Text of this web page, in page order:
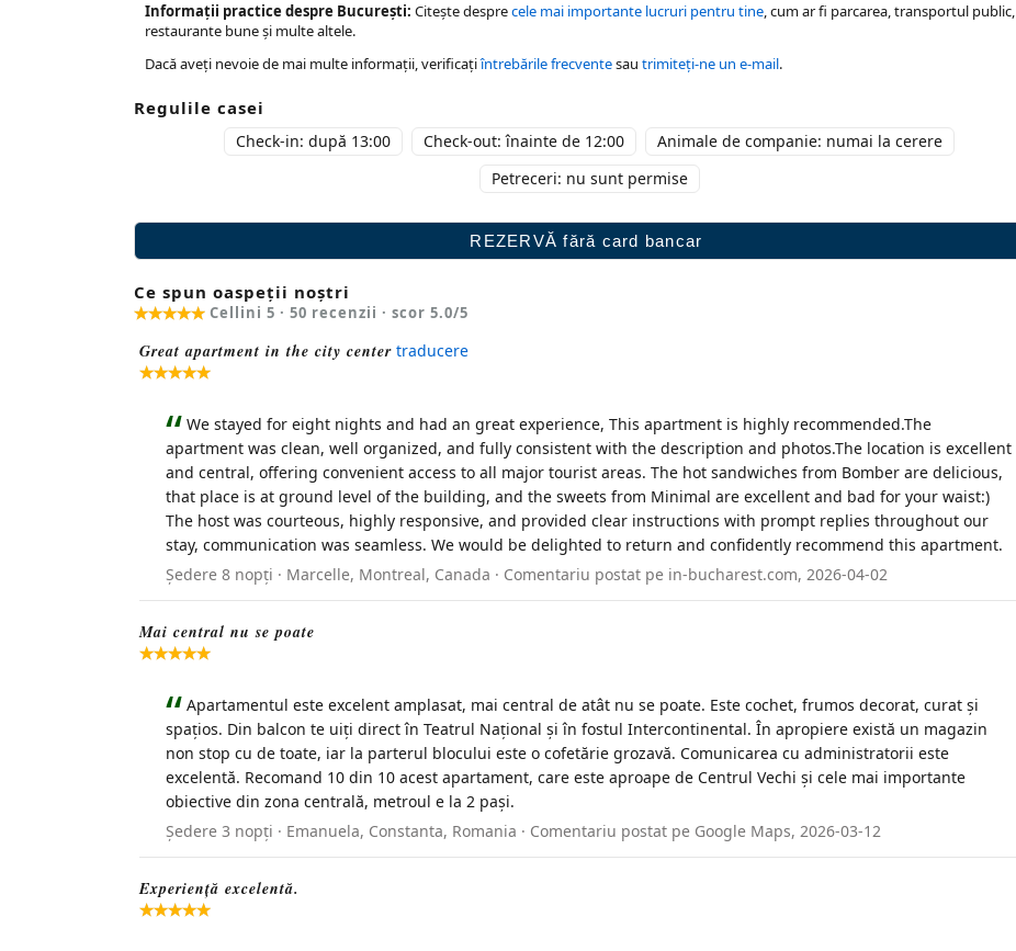
Informații practice despre București: Citește desprecele mai importante lucruri pentru tine, cum ar fi parcarea, transportul public,
restaurante bune și multe altele.
Dacă aveți nevoie de mai multe informații, verificațiîntrebările frecventesau trimiteți-ne un e-mail.
Regulile casei
Check-in: după 13:00 Check-out: înainte de 12:00
Animale de companie: numai la cerere
Petreceri: nu sunt permise
Ce spun oaspeții noștri
Cellini 5 · 50 recenzii · scor 5.0/5
Great apartment in the city center traducere
We stayed for eight nights and had an great experience, This apartment is highly recommended.The
apartment was clean, well organized, and fully consistent with the description and photos.The location is excellent
and central, offering convenient access to all major tourist areas. The hot sandwiches from Bomber are delicious,
that place is at ground level of the building, and the sweets from Minimal are excellent and bad for your waist:)
The host was courteous, highly responsive, and provided clear instructions with prompt replies throughout our
stay, communication was seamless. We would be delighted to return and confidently recommend this apartment.
Ședere 8 nopți · Marcelle, Montreal, Canada · Comentariu postat pe in-bucharest.com, 2026-04-02
Mai central nu se poate
Apartamentul este excelent amplasat, mai central de atât nu se poate. Este cochet, frumos decorat, curat și
spațios. Din balcon te uiți direct în Teatrul Național și în fostul Intercontinental. În apropiere există un magazin
non stop cu de toate, iar la parterul blocului este o cofetărie grozavă. Comunicarea cu administratorii este
excelentă. Recomand 10 din 10 acest apartament, care este aproape de Centrul Vechi și cele mai importante
obiective din zona centrală, metroul e la 2 pași.
Ședere 3 nopți · Emanuela, Constanta, Romania · Comentariu postat pe Google Maps, 2026-03-12
Experiență excelentă.